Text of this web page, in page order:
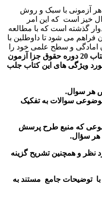
آزمونی با سبک و روش
خیز است که این امر
گذشته است که با مطالعه
فراهم می شود تا داوطلین با
امادگی و سطح علمی خود را
جهت سهولت مراجعه به کتاب 20 دوره حقوق جزا آزمون
ویژگی های این کتاب جلب
هر سوال.
سوالات به تفکیک
که منبع طرح پرسش
هر سؤال.
نظر و همچنین تشریح گزینه
با توضیحات جامع مستند به